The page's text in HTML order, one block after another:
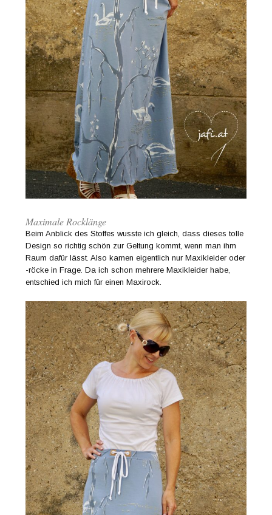
Maximale Rocklänge
Beim Anblick des Stoffes wusste ich gleich, dass dieses tolle
Design so richtig schön zur Geltung kommt, wenn man ihm
Raum dafür lässt. Also kamen eigentlich nur Maxikleider oder
-röcke in Frage. Da ich schon mehrere Maxikleider habe,
entschied ich mich für einen Maxirock.